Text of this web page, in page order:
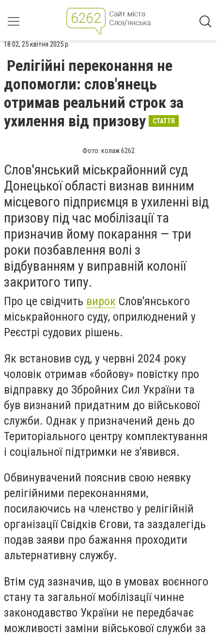
18:02, 25 квітня 2025 р.
Релігійні переконання не
допомогли: слов'янець
отримав реальний строк за
ухилення від призову
СТАТТЯ
Фото: колаж 6262
Слов'янський міськрайонний суд
Донецької області визнав винним
місцевого підприємця в ухиленні від
призову під час мобілізації та
призначив йому покарання — три
роки позбавлення волі з
відбуванням у виправній колонії
закритого типу.
Про це свідчить вирок Слов'янського
міськрайонного суду, оприлюднений у
Реєстрі судових рішень.
Як встановив суд, у червні 2024 року
чоловік отримав «бойову» повістку про
відправку до Збройних Сил України та
був визнаний придатним до військової
служби. Однак у призначений день до
Територіального центру комплектування
і соціальної підтримки не з'явився.
Обвинувачений пояснив свою неявку
релігійними переконаннями,
посилаючись на членство у релігійній
організації Свідків Єгови, та заздалегідь
подав заяви про бажання проходити
альтернативну службу.
Втім суд зазначив, що в умовах воєнного
стану та загальної мобілізації чинне
законодавство України не передбачає
можливості заміни військової служби за